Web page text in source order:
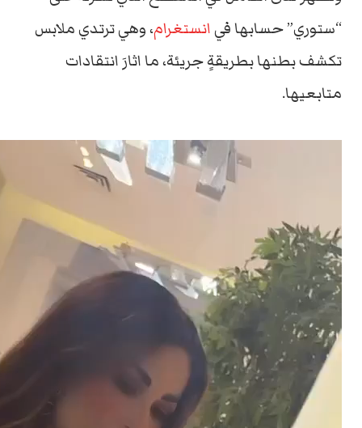
“ستوري” حسابها فيانستغرام، وهي ترتدي ملابس
تكشف بطنها بطريقةٍ جريئة، ما اثارَ انتقادات
متابعيها.